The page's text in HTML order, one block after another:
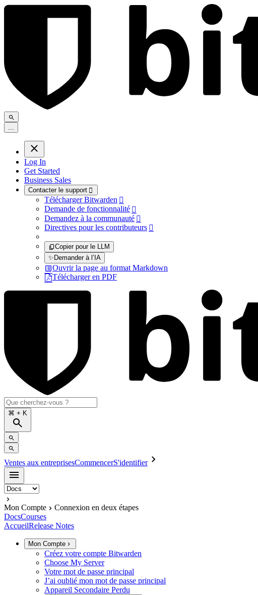
Log In
Get Started
Business Sales
Contacter le support 
Télécharger Bitwarden 
Demande de fonctionnalité 
Demandez à la communauté 
Directives pour les contributeurs 
Copier pour le LLM
✨Demander à l’IA
Ouvrir la page au format Markdown
Télécharger en PDF
⌘ + K
Ventes aux entreprisesCommencerS'identifier
Mon Compte
Connexion en deux étapes
DocsCourses
AccueilRelease Notes
Mon Compte
Créez votre compte Bitwarden
Choose My Server
Votre mot de passe principal
J’ai oublié mon mot de passe principal
Appareil Secondaire Perdu